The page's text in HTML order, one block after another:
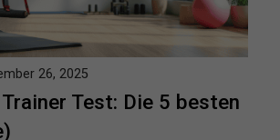
Test: Die 5 besten
26, 2025